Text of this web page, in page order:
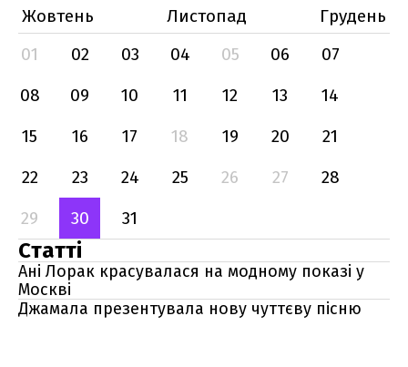
Жовтень
Листопад
Грудень
01
02 03 04 05 06
07
08
09 10 11 12 13
14
15
16 17 18 19 20
21
22
23 24 25 26 27
28
29
30 31
Статті
Ані Лорак красувалася на модному показі у
Москві
Джамала презентувала нову чуттєву пісню